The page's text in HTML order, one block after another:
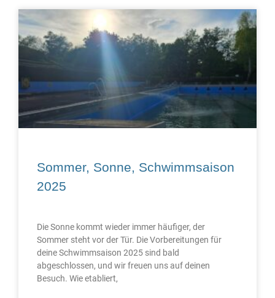
Sommer, Sonne, Schwimmsaison
2025
Die Sonne kommt wieder immer häufiger, der
Sommer steht vor der Tür. Die Vorbereitungen für
deine Schwimmsaison 2025 sind bald
abgeschlossen, und wir freuen uns auf deinen
Besuch. Wie etabliert,